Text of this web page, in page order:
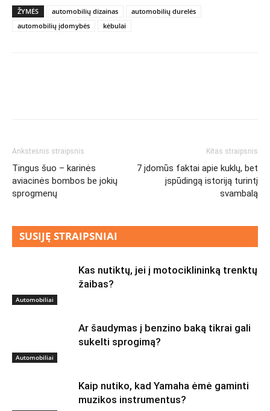
ŽYMĖS automobilių dizainas
automobilių durelės
automobilių įdomybės
kėbulai
Ankstesnis straipsnis
Tingus šuo – karinės
aviacinės bombos be jokių
sprogmenų
Kitas straipsnis
7 įdomūs faktai apie kuklų, bet
įspūdingą istoriją turintį
svambalą
SUSIJĘ STRAIPSNIAI
Automobiliai
Kas nutiktų, jei į motociklininką trenktų
žaibas?
Automobiliai
Ar šaudymas į benzino baką tikrai gali
sukelti sprogimą?
Kaip nutiko, kad Yamaha ėmė gaminti
muzikos instrumentus?